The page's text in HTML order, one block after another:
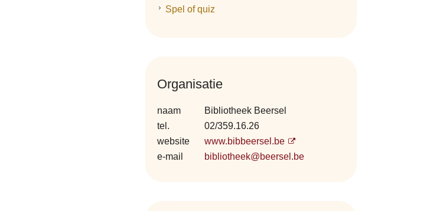
Spel of quiz
Organisatie
naam
Bibliotheek Beersel
tel.
02/359.16.26
website
www.bibbeersel.be
e-mail
bibliotheek@beersel.be